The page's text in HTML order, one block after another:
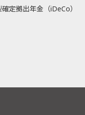
定拠出年金（iDeCo）